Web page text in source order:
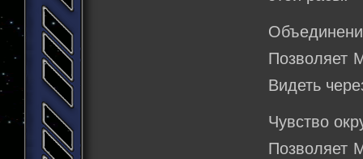
Позволяет
Видеть
Чувство
Позволяет